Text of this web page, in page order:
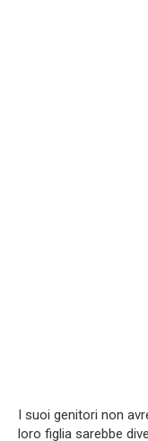
I suoi genitori non
loro figlia sarebbe